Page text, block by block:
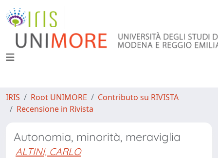
IRIS Root UNIMORE
Contributo su RIVISTA
Recensione in Rivista
Autonomia, minorità, meraviglia
ALTINI, CARLO